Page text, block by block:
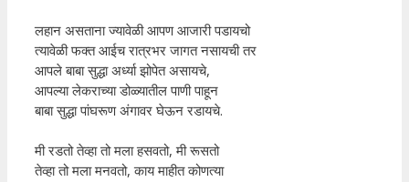
लहान असताना ज्यावेळी आपण आजारी पडायचो
त्यावेळी फक्त आईच रात्रभर जागत नसायची तर
आपले बाबा सुद्धा अर्ध्या झोपेत असायचे,
आपल्या लेकराच्या डोळ्यातील पाणी पाहून
बाबा सुद्धा पांघरूण अंगावर घेऊन रडायचे.
मी रडतो तेव्हा तो मला हसवतो, मी रूसतो
तेव्हा तो मला मनवतो, काय माहीत कोणत्या